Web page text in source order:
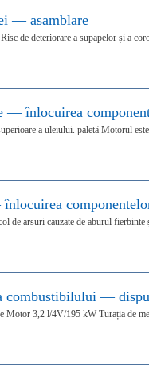
— asamblare
de deteriorare a supapelor și a
— înlocuirea
a uleiului. paletă Motorul
de arsuri cauzate de aburul
combustibilului —
Motor 3,2 l/4V/195 kW Turația de